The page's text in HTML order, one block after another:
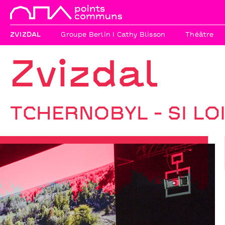
ZVIZDAL Groupe Berlin I Cathy Blisson Théâtre
Zvizdal
TCHERNOBYL - SI